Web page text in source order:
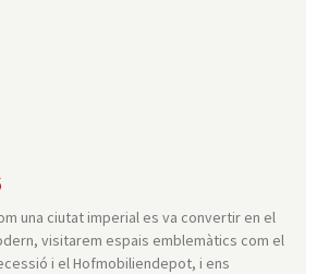
una ciutat imperial es va convertir en el
visitarem espais emblemàtics com el
i el Hofmobiliendepot, i ens